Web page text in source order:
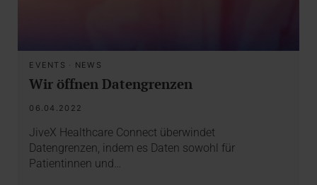
EVENTS · NEWS
Wir öffnen Datengrenzen
06.04.2022
JiveX Healthcare Connect überwindet
Datengrenzen, indem es Daten sowohl für
Patientinnen und…